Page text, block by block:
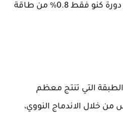
بينما ينتج عن طريق دورة كنو فقط 0.8% من طاقة
التي تنتج معظم
خلال الاندماج النووي،